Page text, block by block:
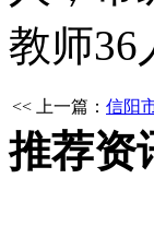
教师36
<< 上一篇： 信阳
推荐资